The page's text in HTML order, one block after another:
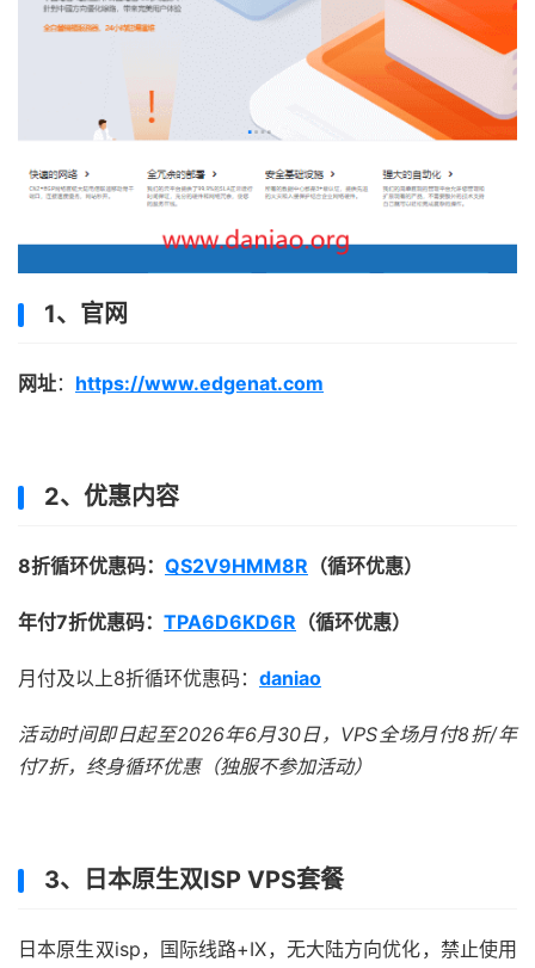
1、官网
网址： https://www.edgenat.com
2、优惠内容
8折循环优惠码： QS2V9HMM8R （循环优惠）
年付7折优惠码： TPA6D6KD6R （循环优惠）
月付及以上8折循环优惠码： daniao
活动时间即日起至2026年6月30日，VPS全场月付8折/年
付7折，终身循环优惠（独服不参加活动）
3、日本原生双ISP VPS套餐
日本原生双isp，国际线路+IX，无大陆方向优化，禁止使用